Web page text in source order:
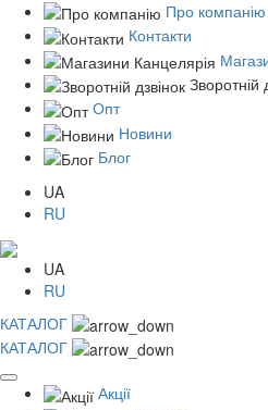
Про компанію
Контакти
Зворотній
Опт
Новини
Блог
UA
RU
UA
RU
КАТАЛОГ
КАТАЛОГ
Акції